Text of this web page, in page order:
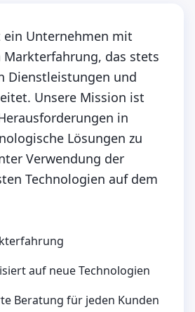
ein Unternehmen mit
Markterfahrung, das stets
Dienstleistungen und
Unsere Mission ist
in
Lösungen zu
Verwendung der
Technologien auf dem
auf neue Technologien
Beratung für jeden Kunden